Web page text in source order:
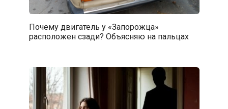
Почему двигатель у «Запорожца»
расположен сзади? Объясняю на пальцах